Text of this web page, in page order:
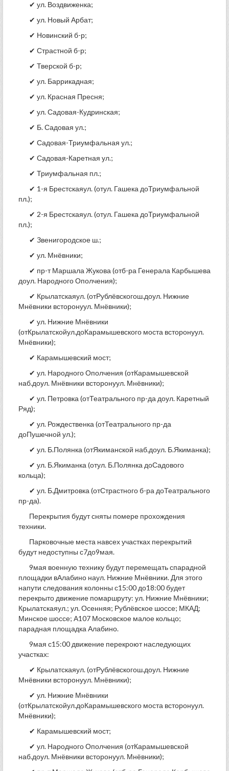
✔ ул. Воздвиженка;
✔ ул. Новый Арбат;
✔ Новинский б-р;
✔ Страстной б-р;
✔ Тверской б-р;
✔ ул. Баррикадная;
✔ ул. Красная Пресня;
✔ ул. Садовая-Кудринская;
✔ Б. Садовая ул.;
✔ Садовая-Триумфальная ул.;
✔ Садовая-Каретная ул.;
✔ Триумфальная пл.;
✔ 1-я Брестскаяул. (отул. Гашека доТриумфальной
пл.);
✔ 2-я Брестскаяул. (отул. Гашека доТриумфальной
пл.);
✔ Звенигородское ш.;
✔ ул. Мнёвники;
✔ пр-т Маршала Жукова (отб-ра Генерала Карбышева
доул. Народного Ополчения);
✔ Крылатскаяул. (отРублёвскогош.доул. Нижние
Мнёвники всторонуул. Мнёвники);
✔ ул. Нижние Мнёвники
(отКрылатскойул.доКарамышевского моста всторонуул.
Мнёвники);
✔ Карамышевский мост;
✔ ул. Народного Ополчения (отКарамышевской
наб.доул. Мнёвники всторонуул. Мнёвники);
✔ ул. Петровка (отТеатрального пр-да доул. Каретный
Ряд);
✔ ул. Рождественка (отТеатрального пр-да
доПушечной ул.);
✔ ул. Б.Полянка (отЯкиманской наб.доул. Б.Якиманка);
✔ ул. Б.Якиманка (отул. Б.Полянка доСадового
кольца);
✔ ул. Б.Дмитровка (отСтрастного б-ра доТеатрального
пр-да).
Перекрытия будут сняты помере прохождения
техники.
Парковочные места навсех участках перекрытий
будут недоступны с7до9мая.
9мая военную технику будут перемещать спарадной
площадки вАлабино наул. Нижние Мнёвники. Для этого
напути следования колонны с15:00 до18:00 будет
перекрыто движение помаршруту: ул. Нижние Мнёвники;
Крылатскаяул.; ул. Осенняя; Рублёвское шоссе; МКАД;
Минское шоссе; А107 Московское малое кольцо;
парадная площадка Алабино.
9мая с15:00 движение перекроют наследующих
участках:
✔ Крылатскаяул. (отРублёвскогош.доул. Нижние
Мнёвники всторонуул. Мнёвники);
✔ ул. Нижние Мнёвники
(отКрылатскойул.доКарамышевского моста всторонуул.
Мнёвники);
✔ Карамышевский мост;
✔ ул. Народного Ополчения (отКарамышевской
наб.доул. Мнёвники всторонуул. Мнёвники);